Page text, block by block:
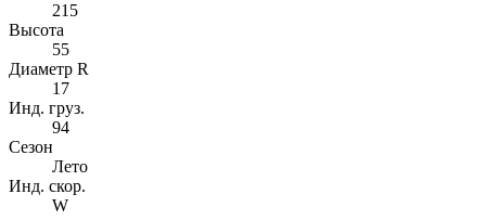
215
Высота
55
Диаметр R
17
Инд. груз.
94
Сезон
Лето
Инд. скор.
W